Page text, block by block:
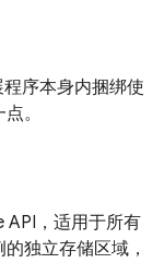
序本身内捆绑使
。
API，适用于所有
独立存储区域，